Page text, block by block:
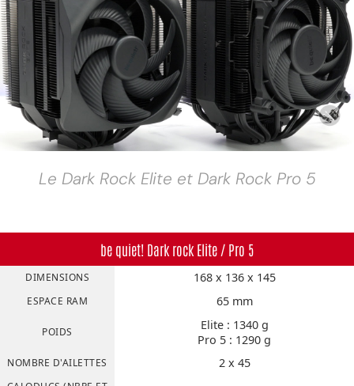
Le Dark Rock Elite et Dark Rock Pro 5
be quiet! Dark rock Elite / Pro 5
DIMENSIONS 168 x 136 x 145
ESPACE RAM 65 mm
POIDS
Elite : 1340 g
Pro 5 : 1290 g
NOMBRE D'AILETTES 2 x 45